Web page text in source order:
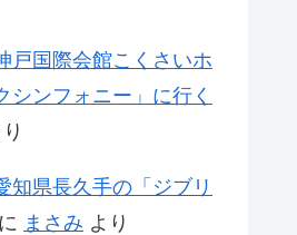
戸国際会館こくさいホ
シンフォニー」に行く
知県長久手の「ジブリ
に まさみ より